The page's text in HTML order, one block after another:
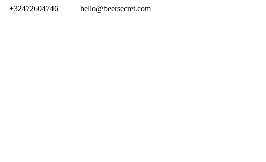
+32472604746 hello@beersecret.com